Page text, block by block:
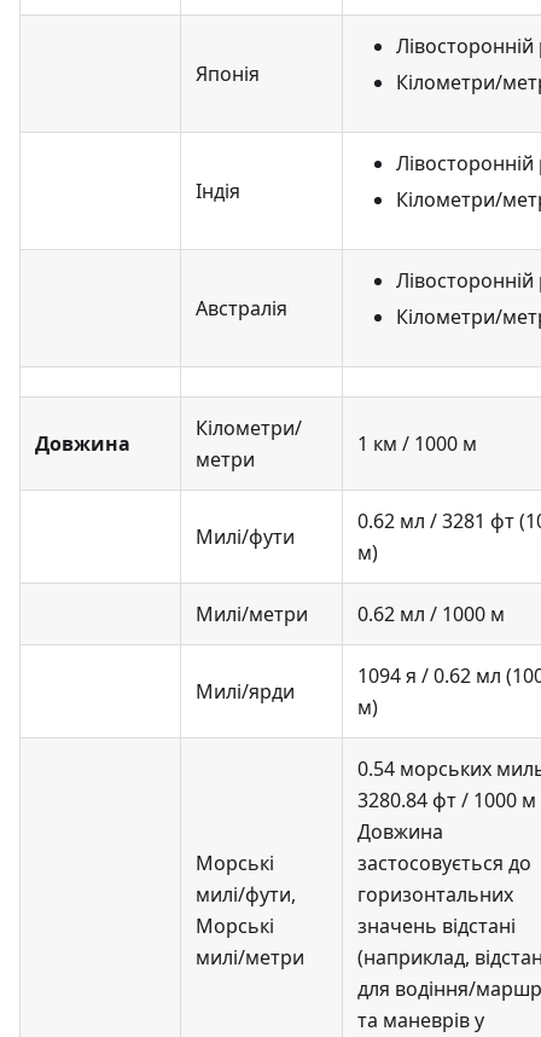
Японія
Лівосторонній
Кілометри/
Індія
Лівосторонній
Кілометри/
Австралія
Лівосторонній
Кілометри/
Довжина
Кілометри/
метри
1 км / 1000 м
Милі/фути
0.62 мл / 3281 фт
м)
Милі/метри 0.62 мл / 1000 м
Милі/ярди
1094 я / 0.62 мл
м)
Морські
милі/фути,
Морські
милі/метри
0.54 морських
3280.84 фт / 1000 м
Довжина
застосовується до
горизонтальних
значень відстані
(наприклад,
для водіння/
та маневрів у